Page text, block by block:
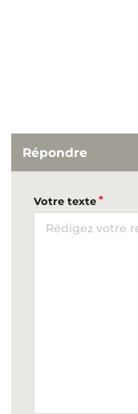
Répondre
Votre texte